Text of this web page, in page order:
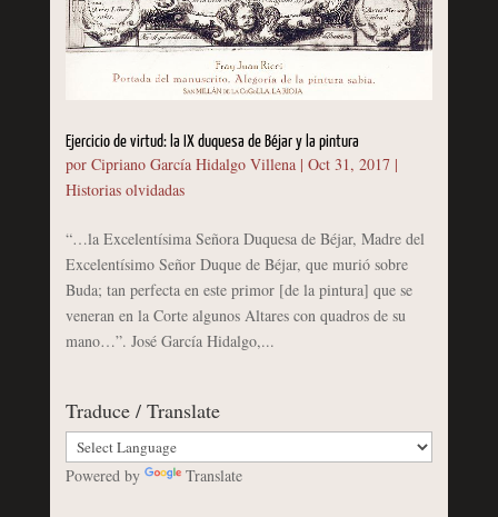
Ejercicio de virtud: la IX duquesa de Béjar y la pintura
por Cipriano García Hidalgo Villena| Oct 31, 2017|
Historias olvidadas
“…la Excelentísima Señora Duquesa de Béjar, Madre del
Excelentísimo Señor Duque de Béjar, que murió sobre
Buda; tan perfecta en este primor [de la pintura] que se
veneran en la Corte algunos Altares con quadros de su
mano…”. José García Hidalgo,...
Traduce / Translate
Powered by Translate